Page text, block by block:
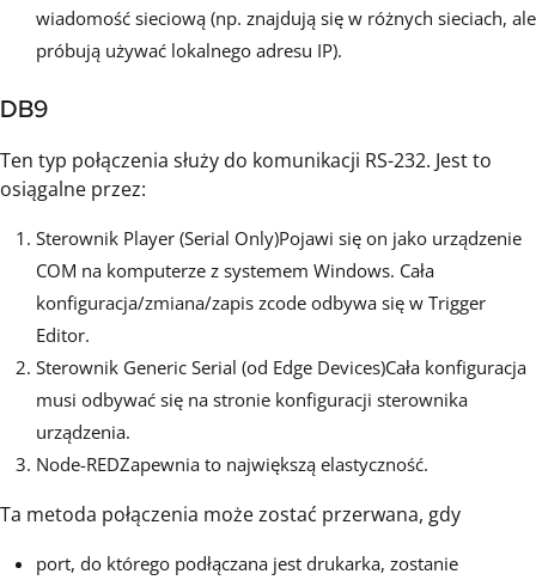
wiadomość sieciową (np. znajdują się w różnych sieciach, ale
próbują używać lokalnego adresu IP).
DB9
Ten typ połączenia służy do komunikacji RS-232. Jest to
osiągalne przez:
Sterownik Player (Serial Only)Pojawi się on jako urządzenie
COM na komputerze z systemem Windows. Cała
konfiguracja/zmiana/zapis zcode odbywa się w Trigger
Editor.
Sterownik Generic Serial (od Edge Devices)Cała konfiguracja
musi odbywać się na stronie konfiguracji sterownika
urządzenia.
Node-REDZapewnia to największą elastyczność.
Ta metoda połączenia może zostać przerwana, gdy
port, do którego podłączana jest drukarka, zostanie